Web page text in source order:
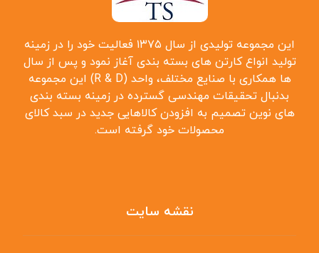
این مجموعه تولیدی از سال ۱۳۷۵ فعالیت خود را در زمینه
تولید انواع کارتن ‌های بسته بندی آغاز نمود و پس از سال
‌ها همکاری با صنایع مختلف، واحد (R & D) این مجموعه
بدنبال تحقیقات مهندسی گسترده در زمینه بسته بندی
‌های نوین تصمیم به افزودن کالاهایی جدید در سبد کالای
محصولات خود گرفته است.
نقشه سایت